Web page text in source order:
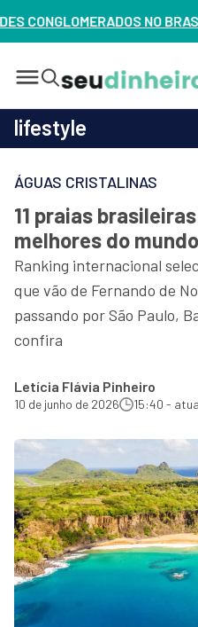
VEJA ERROS DE 3
lifestyle
ÁGUAS CRISTALINAS
11 praias
melhores do
Ranking internacional
que vão de Fernando de
passando por São Paulo,
confira
Letícia Flávia Pinheiro
10 de junho de 2026 15:40 -